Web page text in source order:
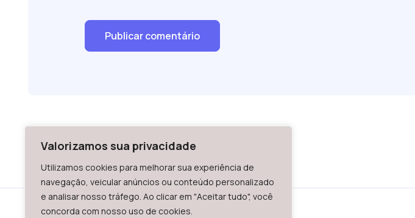
Valorizamos sua privacidade
Utilizamos cookies para melhorar sua experiência de
navegação, veicular anúncios ou conteúdo personalizado
e analisar nosso tráfego. Ao clicar em "Aceitar tudo", você
concorda com nosso uso de cookies.